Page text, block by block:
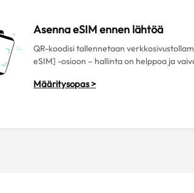
Asenna eSIM ennen lähtöä
QR-koodisi tallennetaan
eSIM] -osioon – hallinta on helppoa ja
Määritysopas >